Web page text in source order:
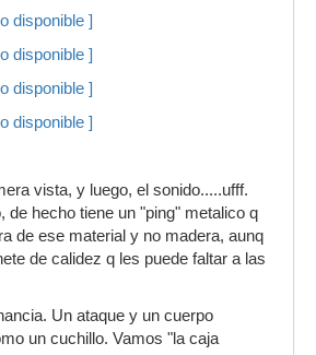
disponible ]
disponible ]
disponible ]
disponible ]
vista, y luego, el sonido.....ufff.
de hecho tiene un "ping" metalico q
de ese material y no madera, aunq
de calidez q les puede faltar a las
Un ataque y un cuerpo
un cuchillo. Vamos "la caja